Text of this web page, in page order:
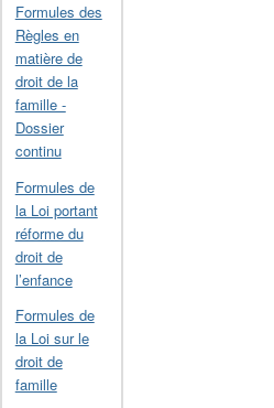
Formules des
Règles en
matière de
droit de la
famille -
Dossier
continu
Formules de
la Loi portant
réforme du
droit de
l’enfance
Formules de
la Loi sur le
droit de
famille